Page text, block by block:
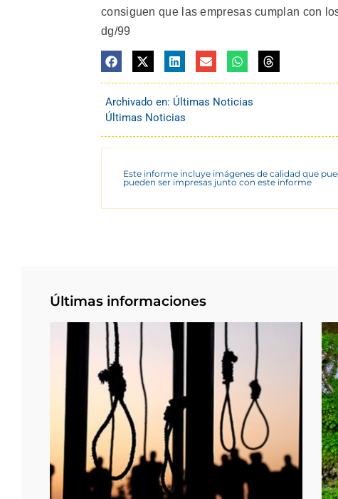
consiguen que las empresas cumplan con
dg/99
Archivado en: Últimas Noticias
Últimas Noticias
Este informe incluye imágenes de calidad que
pueden ser impresas junto con este informe
Últimas informaciones